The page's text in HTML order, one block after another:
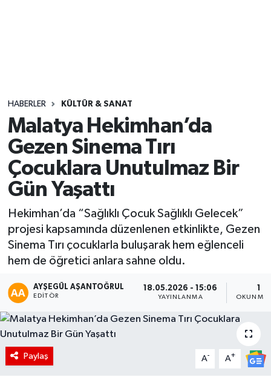
HABERLER KÜLTÜR & SANAT
Malatya Hekimhan’da
Gezen Sinema Tırı
Çocuklara Unutulmaz Bir
Gün Yaşattı
Hekimhan’da “Sağlıklı Çocuk Sağlıklı Gelecek”
projesi kapsamında düzenlenen etkinlikte, Gezen
Sinema Tırı çocuklarla buluşarak hem eğlenceli
hem de öğretici anlara sahne oldu.
AYŞEGÜL AŞANTOĞRUL
EDITÖR
18.05.2026 - 15:06
YAYINLANMA
1
OKUNMA
Paylaş A- A+
Yaşam